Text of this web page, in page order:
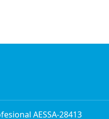
AESSA-28413